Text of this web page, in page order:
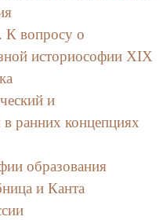
К вопросу о
историософии XIX
и
ранних концепциях
образования
и Канта